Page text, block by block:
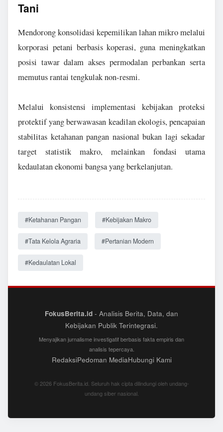
Tani
Mendorong konsolidasi kepemilikan lahan mikro melalui
korporasi petani berbasis koperasi, guna meningkatkan
posisi tawar dalam akses permodalan perbankan serta
memutus rantai tengkulak non-resmi.
Melalui konsistensi implementasi kebijakan proteksi
protektif yang berwawasan keadilan ekologis, pencapaian
stabilitas ketahanan pangan nasional bukan lagi sekadar
target statistik makro, melainkan fondasi utama
kedaulatan ekonomi bangsa yang berkelanjutan.
#Ketahanan Pangan #Kebijakan Makro
#Tata Kelola Agraria #Pertanian Modern
#Kedaulatan Lokal
FokusBerita.id - Analisis Berita, Data, dan
Kebijakan Publik Terintegrasi.
Menyajikan jurnalisme investigatif berbasis fakta empiris dan
analisis tepercaya.
RedaksiPedoman MediaHubungi Kami
© 2026 FokusBerita.id. Seluruh hak cipta dilindungi oleh undang-
undang siber nasional.